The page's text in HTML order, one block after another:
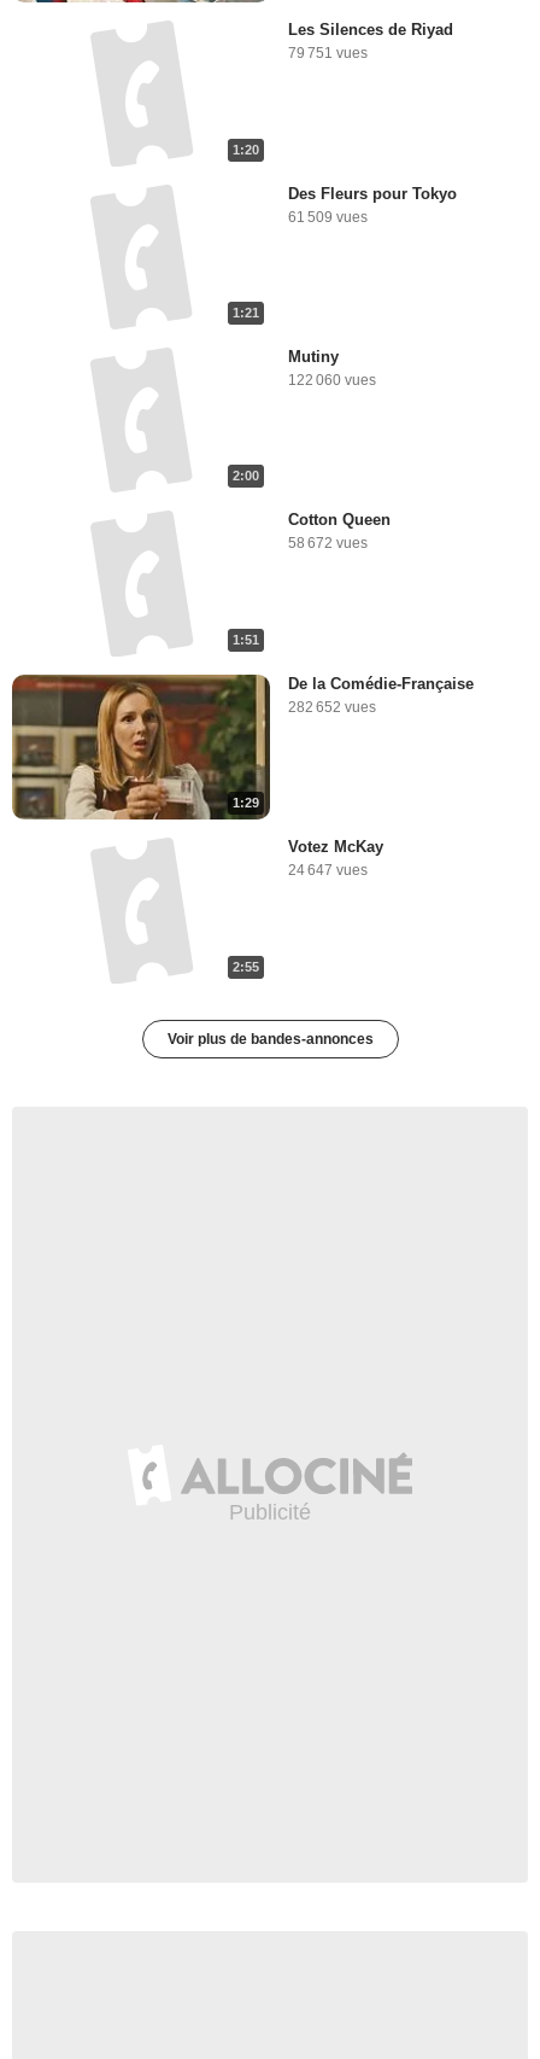
1:20
Les Silences de Riyad
79 751 vues
1:21
Des Fleurs pour Tokyo
61 509 vues
2:00
Mutiny
122 060 vues
1:51
Cotton Queen
58 672 vues
1:29
De la Comédie-Française
282 652 vues
2:55
Votez McKay
24 647 vues
Voir plus de bandes-annonces